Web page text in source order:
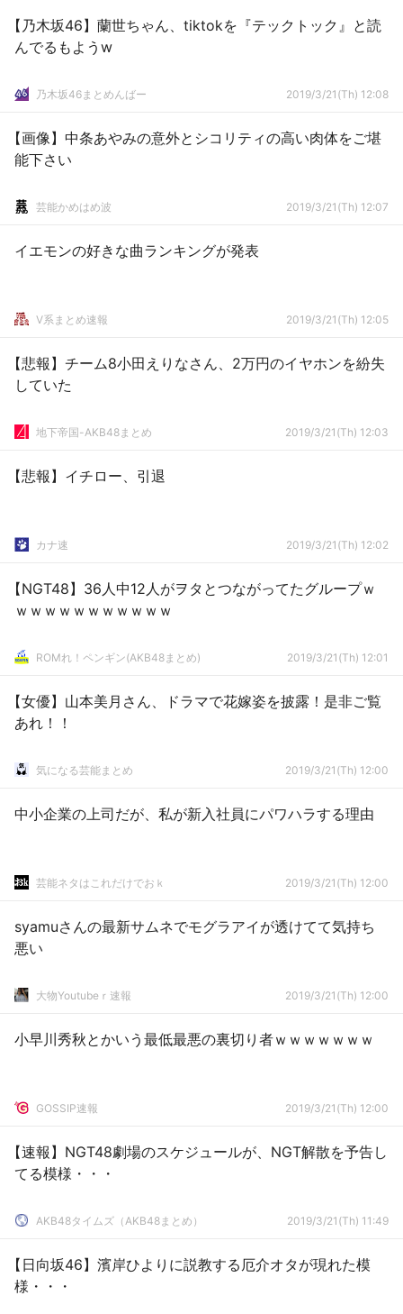
【乃木坂46】蘭世ちゃん、tiktokを『テックトック』と読
んでるもようw
乃木坂46まとめんばー 2019/3/21(Th) 12:08
【画像】中条あやみの意外とシコリティの高い肉体をご堪
能下さい
芸能かめはめ波 2019/3/21(Th) 12:07
イエモンの好きな曲ランキングが発表
V系まとめ速報 2019/3/21(Th) 12:05
【悲報】チーム8小田えりなさん、2万円のイヤホンを紛失
していた
地下帝国-AKB48まとめ 2019/3/21(Th) 12:03
【悲報】イチロー、引退
カナ速 2019/3/21(Th) 12:02
【NGT48】36人中12人がヲタとつながってたグループｗ
ｗｗｗｗｗｗｗｗｗｗｗ
ROMれ！ペンギン(AKB48まとめ) 2019/3/21(Th) 12:01
【女優】山本美月さん、ドラマで花嫁姿を披露！是非ご覧
あれ！！
気になる芸能まとめ 2019/3/21(Th) 12:00
中小企業の上司だが、私が新入社員にパワハラする理由
芸能ネタはこれだけでおｋ 2019/3/21(Th) 12:00
syamuさんの最新サムネでモグラアイが透けてて気持ち
悪い
大物Youtubeｒ速報 2019/3/21(Th) 12:00
小早川秀秋とかいう最低最悪の裏切り者ｗｗｗｗｗｗｗ
GOSSIP速報 2019/3/21(Th) 12:00
【速報】NGT48劇場のスケジュールが、NGT解散を予告し
てる模様・・・
AKB48タイムズ（AKB48まとめ） 2019/3/21(Th) 11:49
【日向坂46】濱岸ひよりに説教する厄介オタが現れた模
様・・・